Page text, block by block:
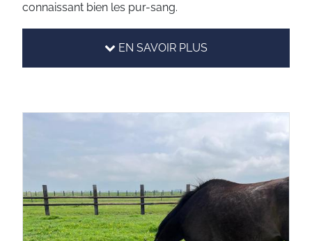
connaissant bien les pur-sang.
EN SAVOIR PLUS